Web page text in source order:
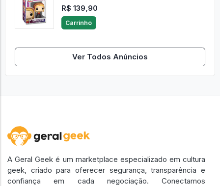
R$ 139,90
Carrinho
Ver Todos Anúncios
A Geral Geek é um marketplace especializado em cultura
geek, criado para oferecer segurança, transparência e
confiança em cada negociação. Conectamos